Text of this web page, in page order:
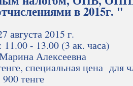
в 2015г. "
августа 2015 г.
- 13.00 (3 ак. часа)
Алексеевна
специальная цена для
тенге